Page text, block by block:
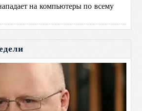
на компьютеры по всему